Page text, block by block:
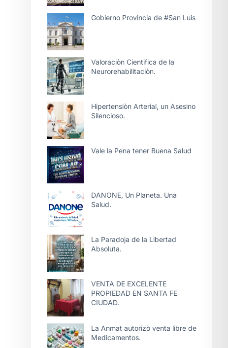
Gobierno Provincia de #San Luis
Valoraciòn Cientifica de la
Neurorehabilitaciòn.
Hipertensiòn Arterial, un Asesino
Silencioso.
Vale la Pena tener Buena Salud
DANONE, Un Planeta. Una
Salud.
La Paradoja de la Libertad
Absoluta.
VENTA DE EXCELENTE
PROPIEDAD EN SANTA FE
CIUDAD.
La Anmat autorizò venta libre de
Medicamentos.